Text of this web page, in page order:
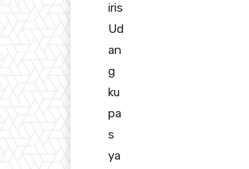
iris
Ud
an
g
ku
pa
s
ya